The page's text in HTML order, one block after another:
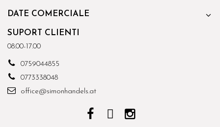
DATE COMERCIALE
SUPORT CLIENTI
08.00-17.00
0759044855
0773338048
office@simonhandels.at